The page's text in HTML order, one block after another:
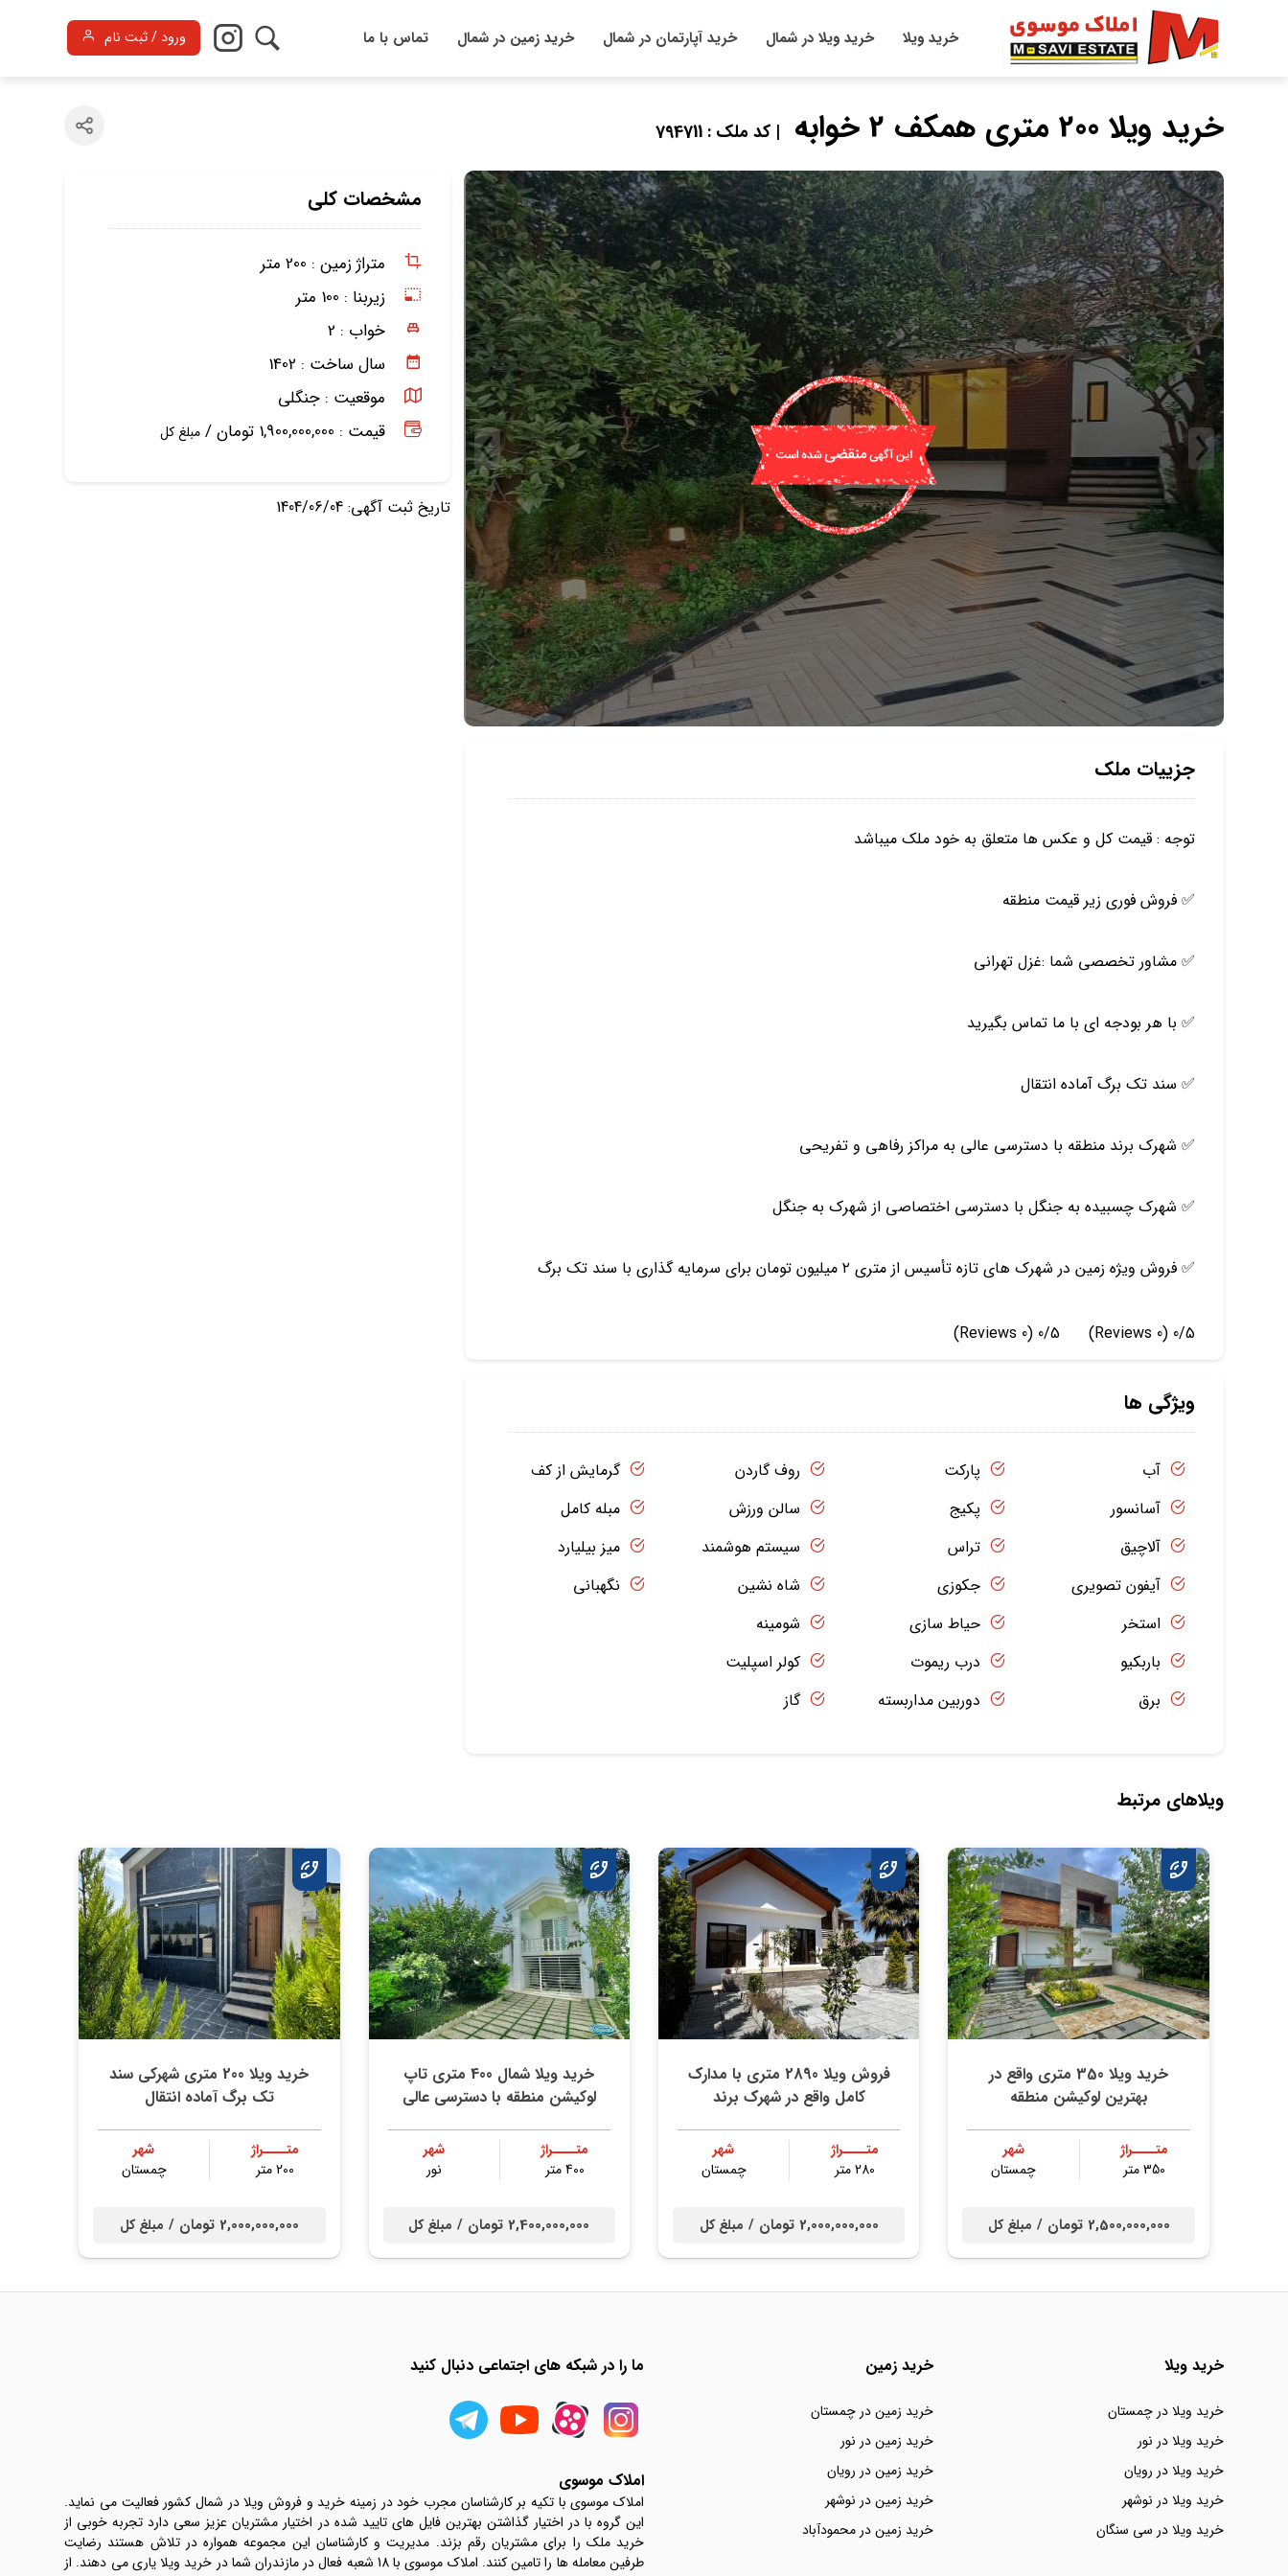
خرید ویلا خرید ویلا در شمال خرید آپارتمان در شمال خرید زمین در شمال تماس با ما ورود / ثبت نام
خرید ويلا 200 متری همكف 2 خوابه | کد ملک : 794711
مشخصات کلی
متراژ زمین : 200 متر
زیربنا : 100 متر
خواب : 2
سال ساخت : 1402
موقعیت : جنگلی
قیمت : 1,900,000,000 تومان /
مبلغ کل
تاریخ ثبت آگهی: 1404/06/04
جزییات ملک
توجه : قيمت كل و عكس ها متعلق به خود ملك ميباشد
✅ فروش فوري زير قيمت منطقه
✅ مشاور تخصصي شما :غزل تهراني
✅ با هر بودجه اي با ما تماس بگيريد
✅ سند تك برگ آماده انتقال
✅ شهرك برند منطقه با دسترسي عالي به مراكز رفاهي و تفريحي
✅ شهرك چسبيده به جنگل با دسترسي اختصاصي از شهرك به جنگل
✅ فروش ويژه زمين در شهرك هاي تازه تأسيس از متري ٢ ميليون تومان براي سرمايه گذاري با سند تك برگ
0/5
(0 Reviews)
0/5
(0 Reviews)
ویژگی ها
آب
آسانسور
آلاچیق
آیفون تصویری
استخر
باربکیو
برق
پارکت
پکیج
تراس
جکوزی
حیاط سازی
درب ریموت
دوربین مداربسته
روف گاردن
سالن ورزش
سیستم هوشمند
شاه نشین
شومینه
کولر اسپلیت
گاز
گرمایش از کف
مبله کامل
میز بیلیارد
نگهبانی
ویلاهای مرتبط
خرید ويلا 350 متری واقع در
بهترين لوكيشن منطقه
متــــراژ
350 متر
شهر
چمستان
2,500,000,000 تومان / مبلغ کل
فروش ویلا 2890 متری با مدارك
كامل واقع در شهرك برند
متــــراژ
280 متر
شهر
چمستان
2,000,000,000 تومان / مبلغ کل
خرید ویلا شمال 400 متری تاپ
لوكيشن منطقه با دسترسي عالي
متــــراژ
400 متر
شهر
نور
2,400,000,000 تومان / مبلغ کل
خرید ویلا 200 متری شهركي سند
تك برگ آماده انتقال
متــــراژ
200 متر
شهر
چمستان
2,000,000,000 تومان / مبلغ کل
خرید ویلا
خرید ویلا در چمستان
خرید ویلا در نور
خرید ویلا در رویان
خرید ویلا در نوشهر
خرید ویلا در سی سنگان
خرید زمین
خرید زمین در چمستان
خرید زمین در نور
خرید زمین در رویان
خرید زمین در نوشهر
خرید زمین در محمودآباد
ما را در شبکه های اجتماعی دنبال کنید
املاک موسوی
املاک موسوی با تکیه بر کارشناسان مجرب خود در زمینه خرید و فروش ویلا در شمال کشور فعالیت می نماید.
این گروه با در اختیار گذاشتن بهترین فایل های تایید شده در اختیار مشتریان عزیز سعی دارد تجربه خوبی از
خرید ملک را برای مشتریان رقم بزند. مدیریت و کارشناسان این مجموعه همواره در تلاش هستند رضایت
طرفین معامله ها را تامین کنند. املاک موسوی با 18 شعبه فعال در مازندران شما در خرید ویلا یاری می دهند. از